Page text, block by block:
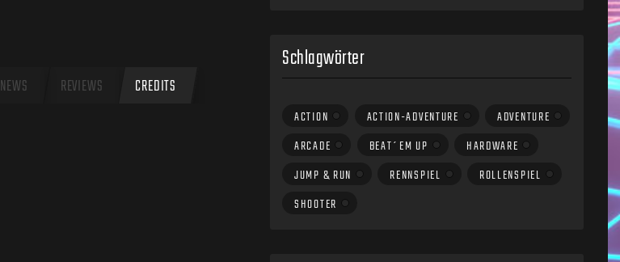
NEWS REVIEWS CREDITS
Schlagwörter
ACTION ACTION-ADVENTURE
ADVENTURE
ARCADE
BEAT´EM UP
HARDWARE
JUMP & RUN
RENNSPIEL
ROLLENSPIEL
SHOOTER